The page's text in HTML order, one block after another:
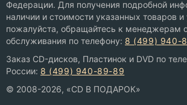
Федерации. Для получения подробной
наличии и стоимости указанных товаров и
пожалуйста, обращайтесь к менеджерам
обслуживания по телефону: 8 (499) 940-
Заказ CD-дисков, Пластинок и DVD по
России: 8 (499) 940-89-89
© 2008-2026, «CD В ПОДАРОК»